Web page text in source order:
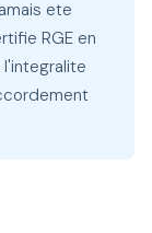
ete
RGE en